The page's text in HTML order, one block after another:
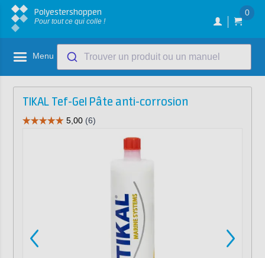
Polyestershoppen
Pour tout ce qui colle !
0
Menu Trouver un produit ou un manuel
TIKAL Tef-Gel Pâte anti-corrosion